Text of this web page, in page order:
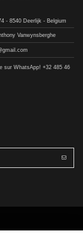
- 8540 Deerlijk - Belgium
Vanwynsberghe
sur WhatsApp! +32 485 46